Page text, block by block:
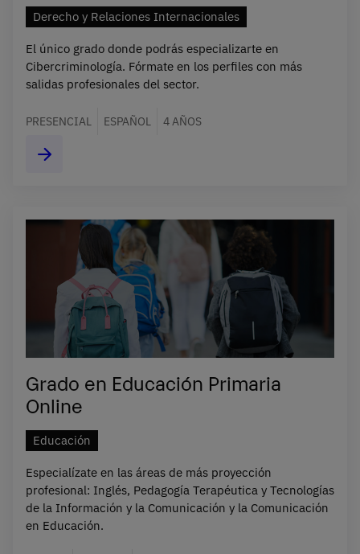
Derecho y Relaciones Internacionales
El único grado donde podrás especializarte en
Cibercriminología. Fórmate en los perfiles con más
salidas profesionales del sector.
PRESENCIAL ESPAÑOL 4 AÑOS
Grado en Educación Primaria
Online
Educación
Especialízate en las áreas de más proyección
profesional: Inglés, Pedagogía Terapéutica y Tecnologías
de la Información y la Comunicación y la Comunicación
en Educación.